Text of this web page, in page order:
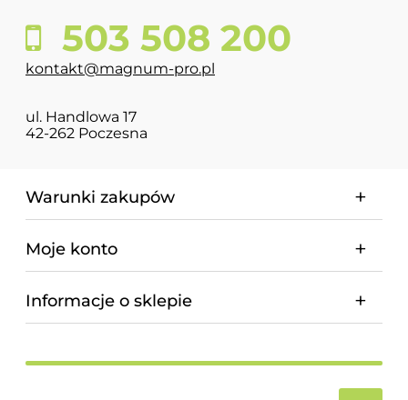
503 508 200
kontakt@magnum-pro.pl
ul. Handlowa 17
42-262 Poczesna
Warunki zakupów
Moje konto
Informacje o sklepie